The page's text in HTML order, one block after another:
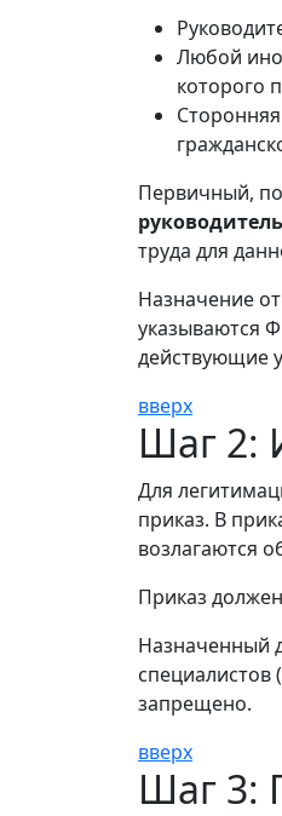
Любой
которого
Первичный,
труда для
Назначение
указываются
действующие
вверх
Шаг 2:
Для
приказ. В
возлагаются
Приказ
Назначенный
специалистов
запрещено.
вверх
Шаг 3: